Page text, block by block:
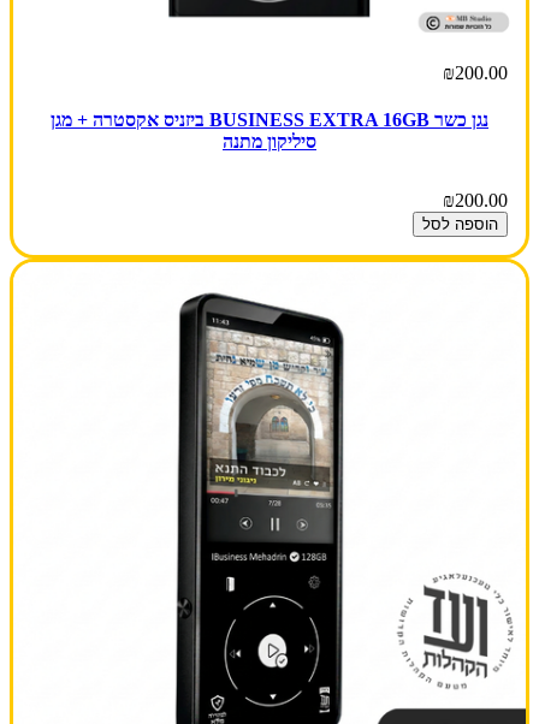
₪200.00
נגן כשר BUSINESS EXTRA 16GB ביזניס אקסטרה + מגן
סיליקון מתנה
₪200.00
הוספה לסל